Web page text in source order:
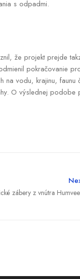
s odpadmi.
že projekt prejde
pokračovanie
na vodu, krajinu, faunu
O výslednej podobe
zábery z vnútra